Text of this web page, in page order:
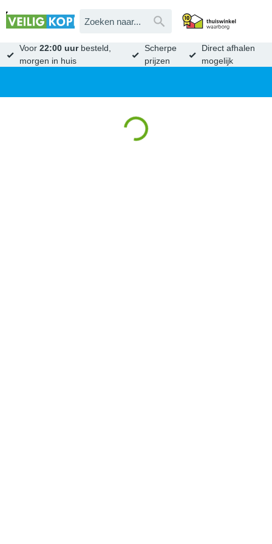
Voor22:00 uurbesteld,
morgen in huis
Scherpe
prijzen
Direct afhalen
mogelijk